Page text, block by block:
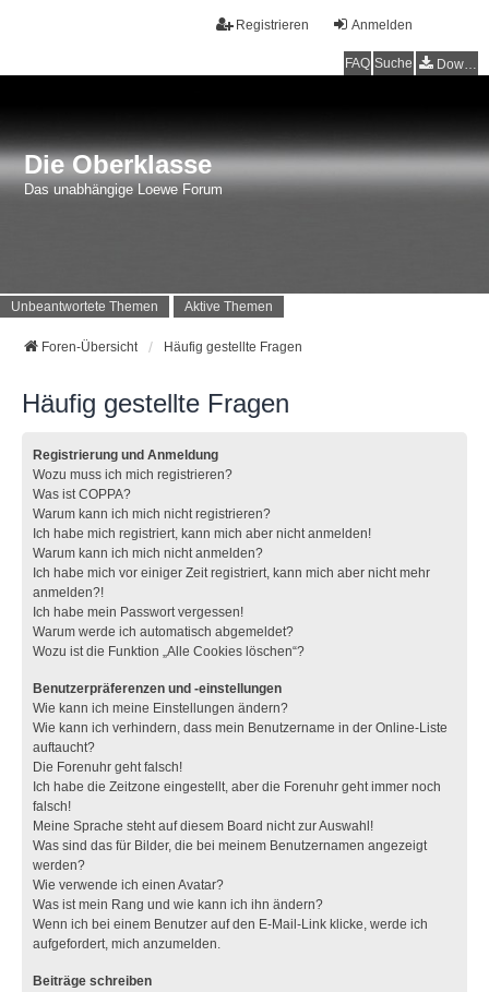
Anmelden
Registrieren
FAQ Suche Downloads
Die Oberklasse
Das unabhängige Loewe Forum
Unbeantwortete Themen Aktive Themen
Foren-Übersicht Häufig gestellte Fragen
Häufig gestellte Fragen
Registrierung und Anmeldung
Wozu muss ich mich registrieren?
Was ist COPPA?
Warum kann ich mich nicht registrieren?
Ich habe mich registriert, kann mich aber nicht anmelden!
Warum kann ich mich nicht anmelden?
Ich habe mich vor einiger Zeit registriert, kann mich aber nicht mehr
anmelden?!
Ich habe mein Passwort vergessen!
Warum werde ich automatisch abgemeldet?
Wozu ist die Funktion „Alle Cookies löschen“?
Benutzerpräferenzen und -einstellungen
Wie kann ich meine Einstellungen ändern?
Wie kann ich verhindern, dass mein Benutzername in der Online-Liste
auftaucht?
Die Forenuhr geht falsch!
Ich habe die Zeitzone eingestellt, aber die Forenuhr geht immer noch
falsch!
Meine Sprache steht auf diesem Board nicht zur Auswahl!
Was sind das für Bilder, die bei meinem Benutzernamen angezeigt
werden?
Wie verwende ich einen Avatar?
Was ist mein Rang und wie kann ich ihn ändern?
Wenn ich bei einem Benutzer auf den E-Mail-Link klicke, werde ich
aufgefordert, mich anzumelden.
Beiträge schreiben